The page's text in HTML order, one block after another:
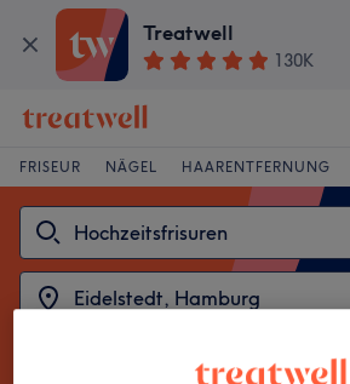
Treatwell
130K
FRISEUR NÄGEL HAARENTFERNUNG